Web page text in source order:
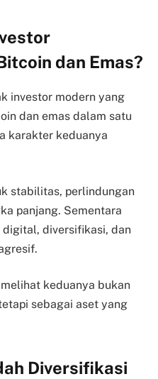
dan Emas?
investor modern yang
dan emas dalam satu
karakter keduanya
stabilitas, perlindungan
panjang. Sementara
diversifikasi, dan
keduanya bukan
sebagai aset yang
Diversifikasi